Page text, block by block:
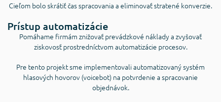
Cieľom bolo skrátiť čas spracovania a eliminovať stratené konverzie.
Prístup automatizácie
Pomáhame firmám znižovať prevádzkové náklady a zvyšovať
ziskovosť prostredníctvom automatizácie procesov.
Pre tento projekt sme implementovali automatizovaný systém
hlasových hovorov (voicebot) na potvrdenie a spracovanie
objednávok.